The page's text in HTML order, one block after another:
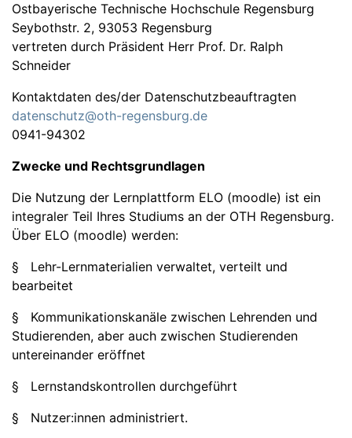
Ostbayerische Technische Hochschule Regensburg
Seybothstr. 2, 93053 Regensburg
vertreten durch Präsident Herr Prof. Dr. Ralph
Schneider
Kontaktdaten des/der Datenschutzbeauftragten
datenschutz@oth-regensburg.de
0941-94302
Zwecke und Rechtsgrundlagen
Die Nutzung der Lernplattform ELO (moodle) ist ein
integraler Teil Ihres Studiums an der OTH Regensburg.
Über ELO (moodle) werden:
§ Lehr-Lernmaterialien verwaltet, verteilt und
bearbeitet
§ Kommunikationskanäle zwischen Lehrenden und
Studierenden, aber auch zwischen Studierenden
untereinander eröffnet
§ Lernstandskontrollen durchgeführt
§ Nutzer:innen administriert.